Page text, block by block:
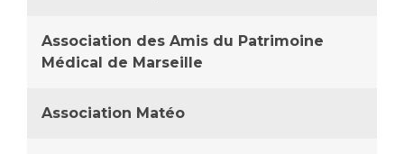
Association des Amis du Patrimoine
Médical de Marseille
Association Matéo